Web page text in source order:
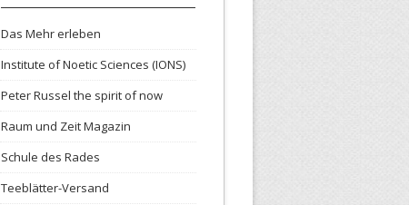
Das Mehr erleben
Institute of Noetic Sciences (IONS)
Peter Russel the spirit of now
Raum und Zeit Magazin
Schule des Rades
Teeblätter-Versand